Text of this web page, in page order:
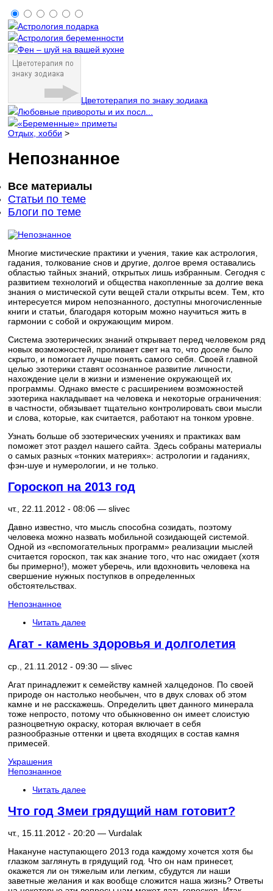
Астрология подарка
Астрология беременности
Фен – шуй на вашей кухне
Цветотерапия по знаку зодиака
Любовные привороты и их посл...
«Беременные» приметы
Отдых, хобби >
Непознанное
Все материалы
Статьи по теме
Блоги по теме
Многие мистические практики и учения, такие как астрология,
гадания, толкование снов и другие, долгое время оставались
областью тайных знаний, открытых лишь избранным. Сегодня с
развитием технологий и общества накопленные за долгие века
знания о мистической сути вещей стали открыты всем. Тем, кто
интересуется миром непознанного, доступны многочисленные
книги и статьи, благодаря которым можно научиться жить в
гармонии с собой и окружающим миром.
Система эзотерических знаний открывает перед человеком ряд
новых возможностей, проливает свет на то, что доселе было
скрыто, и помогает лучше понять самого себя. Своей главной
целью эзотерики ставят осознанное развитие личности,
нахождение цели в жизни и изменение окружающей их
программы. Однако вместе с расширением возможностей
эзотерика накладывает на человека и некоторые ограничения:
в частности, обязывает тщательно контролировать свои мысли
и слова, которые, как считается, работают на тонком уровне.
Узнать больше об эзотерических учениях и практиках вам
поможет этот раздел нашего сайта. Здесь собраны материалы
о самых разных «тонких материях»: астрологии и гаданиях,
фэн-шуе и нумерологии, и не только.
Гороскоп на 2013 год
чт., 22.11.2012 - 08:06 — slivec
Давно известно, что мысль способна созидать, поэтому
человека можно назвать мобильной созидающей системой.
Одной из «вспомогательных программ» реализации мыслей
считается гороскоп, так как знание того, что нас ожидает (хотя
бы примерно!), может уберечь, или вдохновить человека на
свершение нужных поступков в определенных
обстоятельствах.
Непознанное
Читать далее
Агат - камень здоровья и долголетия
ср., 21.11.2012 - 09:30 — slivec
Агат принадлежит к семейству камней халцедонов. По своей
природе он настолько необычен, что в двух словах об этом
камне и не расскажешь. Определить цвет данного минерала
тоже непросто, потому что обыкновенно он имеет слоистую
разноцветную окраску, которая включает в себя
разнообразные оттенки и цвета входящих в состав камня
примесей.
Украшения
Непознанное
Читать далее
Что год Змеи грядущий нам готовит?
чт., 15.11.2012 - 20:20 — Vurdalak
Накануне наступающего 2013 года каждому хочется хотя бы
глазком заглянуть в грядущий год. Что он нам принесет,
окажется ли он тяжелым или легким, сбудутся ли наши
заветные желания и как вообще сложится наша жизнь? Ответы